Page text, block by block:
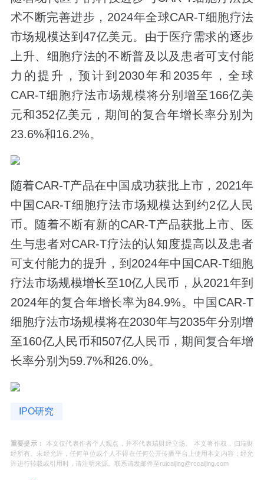
术不断完善进步，2024年全球CAR-T细胞疗法
市场规模达到47亿美元。由于医疗需求的逐步
上升、细胞疗法的不断普及以及患者可支付能
力的提升，预计到2030年和2035年，全球
CAR-T细胞疗法市场规模将分别增至166亿美
元和352亿美元，期间的复合年增长率分别为
23.6%和16.2%。
随着CAR-T产品在中国成功获批上市，2021年
中国CAR-T细胞疗法市场规模达到约2亿人民
币。随着不断有新的CAR-T产品获批上市、医
生与患者对CAR-T疗法的认知度提高以及患者
可支付能力的提升，到2024年中国CAR-T细胞
疗法市场规模增长至10亿人民币，从2021年到
2024年的复合年增长率为84.9%。中国CAR-T
细胞疗法市场规模将在2030年与2035年分别增
至160亿人民币和507亿人民币，期间复合年增
长率分别为59.7%和26.0%。
IPO研究
重要提示：
本文仅代表作者个人观点，并不代表瑞财经立场。 本文著作权，归瑞财
经所有。未经允许，任何单位或个人不得在任何公开传播平台上使用本文内容；经允
许进行转载或引用时，请注明来源。联系请发邮件至ruicaijing@rccaijing.com